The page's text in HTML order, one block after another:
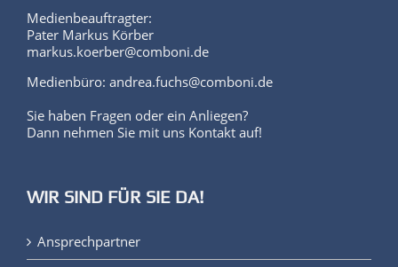
Medienbeauftragter:
Pater Markus Körber
markus.koerber@comboni.de
Medienbüro: andrea.fuchs@comboni.de
Sie haben Fragen oder ein Anliegen?
Dann nehmen Sie mit uns Kontakt auf!
WIR SIND FÜR SIE DA!
Ansprechpartner